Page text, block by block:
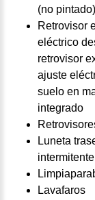
(no pintado)
Retrovisor
eléctrico
retrovisor
ajuste
suelo en
integrado
Luneta
intermitente
Lavafaros